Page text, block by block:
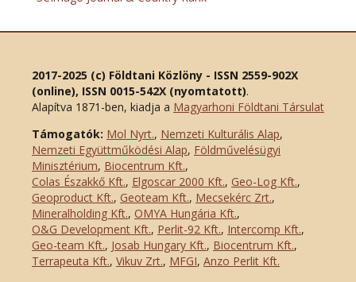
2017-2025 (c) Földtani Közlöny - ISSN 2559-902X
(online), ISSN 0015-542X (nyomtatott).
Alapítva 1871-ben, kiadja a Magyarhoni Földtani Társulat
Támogatók: Mol Nyrt., Nemzeti Kulturális Alap,
Nemzeti Együttműködési Alap, Földművelésügyi
Minisztérium, Biocentrum Kft.,
Colas Északkő Kft., Elgoscar 2000 Kft., Geo-Log Kft.,
Geoproduct Kft., Geoteam Kft., Mecsekérc Zrt.,
Mineralholding Kft., OMYA Hungária Kft.,
O&G Development Kft., Perlit-92 Kft., Intercomp Kft.,
Geo-team Kft., Josab Hungary Kft., Biocentrum Kft.,
Terrapeuta Kft., Vikuv Zrt., MFGI, Anzo Perlit Kft.